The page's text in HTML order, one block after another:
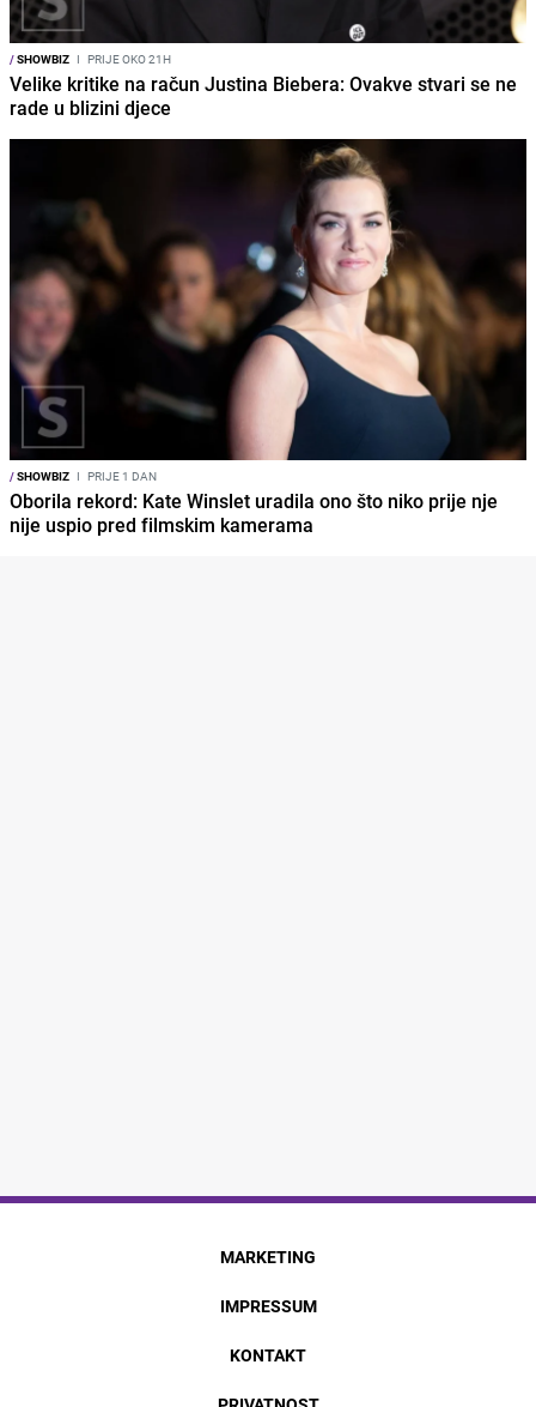
/SHOWBIZ I PRIJE OKO 21H
Velike kritike na račun Justina Biebera: Ovakve stvari se ne
rade u blizini djece
/SHOWBIZ I PRIJE 1 DAN
Oborila rekord: Kate Winslet uradila ono što niko prije nje
nije uspio pred filmskim kamerama
MARKETING
IMPRESSUM
KONTAKT